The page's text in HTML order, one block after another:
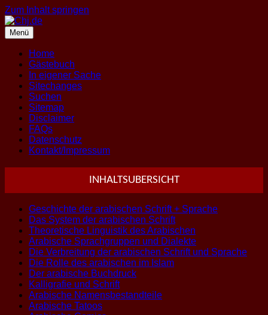
Zum Inhalt springen
Menü
Home
Gästebuch
In eigener Sache
Sitechanges
Suchen
Sitemap
Disclaimer
FAQs
Datenschutz
Kontakt/Impressum
INHALTSUBERSICHT
Geschichte der arabischen Schrift + Sprache
Das System der arabischen Schrift
Theoretische Linguistik des Arabischen
Arabische Sprachgruppen und Dialekte
Die Verbreitung der arabischen Schrift und Sprache
Die Rolle des arabischen im Islam
Der arabische Buchdruck
Kalligrafie und Schrift
Arabische Namensbestandteile
Arabische Tatoos